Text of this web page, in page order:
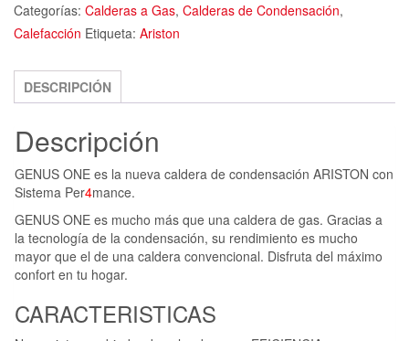
Categorías: Calderas a Gas, Calderas de Condensación,
Calefacción Etiqueta: Ariston
DESCRIPCIÓN
Descripción
GENUS ONE es la nueva caldera de condensación ARISTON con
Sistema Per4mance.
GENUS ONE es mucho más que una caldera de gas. Gracias a
la tecnología de la condensación, su rendimiento es mucho
mayor que el de una caldera convencional. Disfruta del máximo
confort en tu hogar.
CARACTERISTICAS